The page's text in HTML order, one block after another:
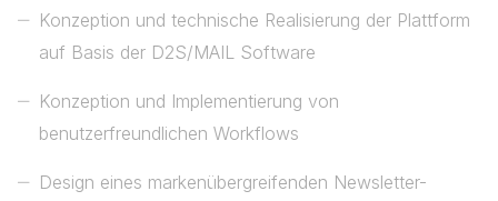
Konzeption und technische Realisierung der Plattform
auf Basis der D2S/MAIL Software
Konzeption und Implementierung von
benutzerfreundlichen Workflows
Design eines markenübergreifenden Newsletter-